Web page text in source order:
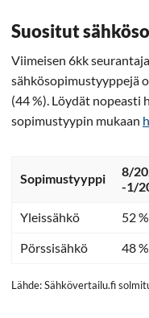
Suositut
Viimeisen 6kk
sähkösopimustyyppejä
(44 %). Löydät nopeasti
sopimustyypin mukaan
Sopimustyyppi
8/
-1/
Yleissähkö 52 %
Pörssisähkö
48 %
Lähde: Sähkövertailu.fi